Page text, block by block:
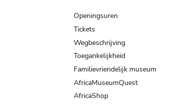
navigation
Openingsuren
Tickets
Wegbeschrijving
Toegankelijkheid
Familievriendelijk museum
AfricaMuseumQuest
AfricaShop